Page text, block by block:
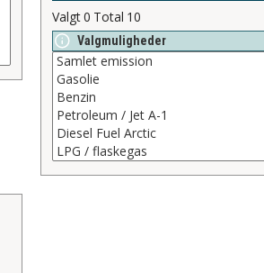
Valgt0 Total 10
Valgmuligheder